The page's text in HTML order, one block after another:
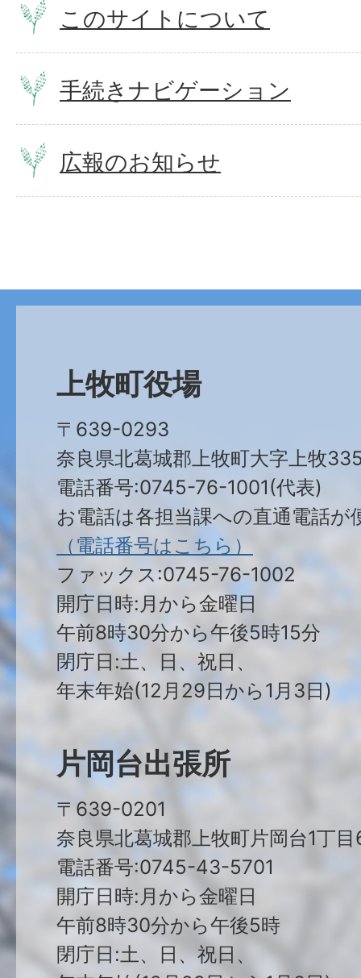
このサイトについて
手続きナビゲーション
広報のお知らせ
上牧町役場
〒639-0293
奈良県北葛城郡上牧町大字上牧
電話番号:0745-76-1001(代表)
お電話は各担当課への直通電話が
（電話番号はこちら）
ファックス:0745-76-1002
開庁日時:月から金曜日
午前8時30分から午後5時15分
閉庁日:土、日、祝日、
年末年始(12月29日から1月3日)
片岡台出張所
〒639-0201
奈良県北葛城郡上牧町片岡台1丁目
電話番号:0745-43-5701
開庁日時:月から金曜日
午前8時30分から午後5時
閉庁日:土、日、祝日、